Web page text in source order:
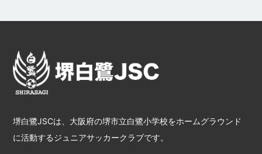
堺白鷺JSCは、大阪府の堺市立白鷺小学校をホームグラウンド
に活動するジュニアサッカークラブです。